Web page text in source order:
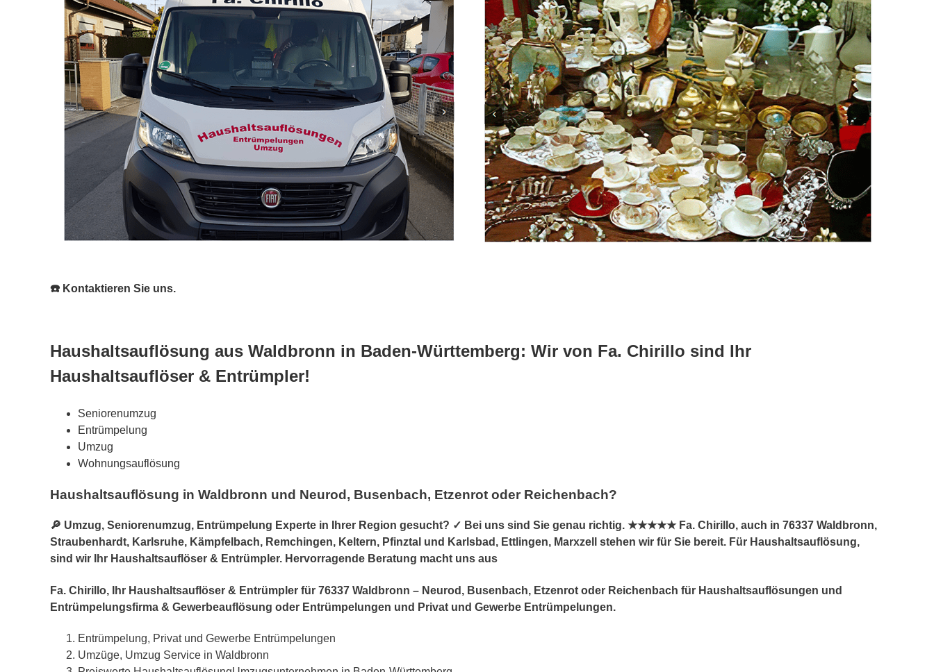
☎️ Kontaktieren Sie uns.
Haushaltsauflösung aus Waldbronn in Baden-Württemberg: Wir von Fa. Chirillo sind Ihr
Haushaltsauflöser & Entrümpler!
Seniorenumzug
Entrümpelung
Umzug
Wohnungsauflösung
Haushaltsauflösung in Waldbronn und Neurod, Busenbach, Etzenrot oder Reichenbach?
🔎 Umzug, Seniorenumzug, Entrümpelung Experte in Ihrer Region gesucht? ✓ Bei uns sind Sie genau richtig. ★★★★★ Fa. Chirillo, auch in 76337 Waldbronn,
Straubenhardt, Karlsruhe, Kämpfelbach, Remchingen, Keltern, Pfinztal und Karlsbad, Ettlingen, Marxzell stehen wir für Sie bereit. Für Haushaltsauflösung,
sind wir Ihr Haushaltsauflöser & Entrümpler. Hervorragende Beratung macht uns aus
Fa. Chirillo, Ihr Haushaltsauflöser & Entrümpler für 76337 Waldbronn – Neurod, Busenbach, Etzenrot oder Reichenbach für Haushaltsauflösungen und
Entrümpelungsfirma & Gewerbeauflösung oder Entrümpelungen und Privat und Gewerbe Entrümpelungen.
Entrümpelung, Privat und Gewerbe Entrümpelungen
Umzüge, Umzug Service in Waldbronn